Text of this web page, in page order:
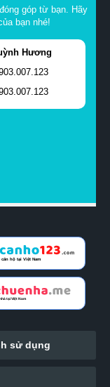
góp từ bạn. Hãy
bạn nhé!
Hương
sử dụng